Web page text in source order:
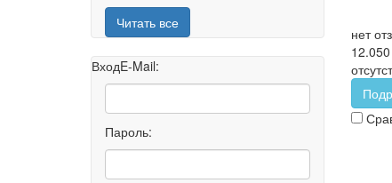
нет
Читать все
ВходE-Mail:
Пароль: